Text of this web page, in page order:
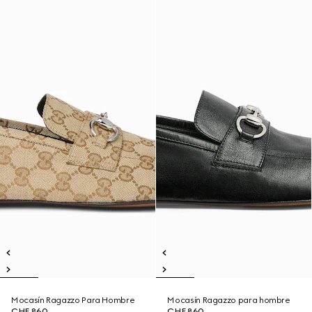
Mocasín Ragazzo Para Hombre
Mocasín Ragazzo para hombre